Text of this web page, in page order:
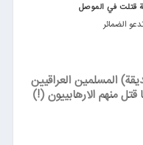
قتلت في الموصل
الضمائر
المسلمين العراقيين
منهم الارهابييون (!)